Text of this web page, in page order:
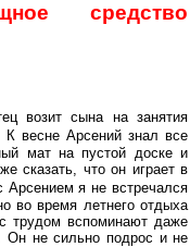
средство
возит сына на занятия
К весне Арсений знал все
мат на пустой доске и
же сказать, что он играет в
Арсением я не встречался
во время летнего отдыха
с трудом вспоминают даже
Он не сильно подрос и не